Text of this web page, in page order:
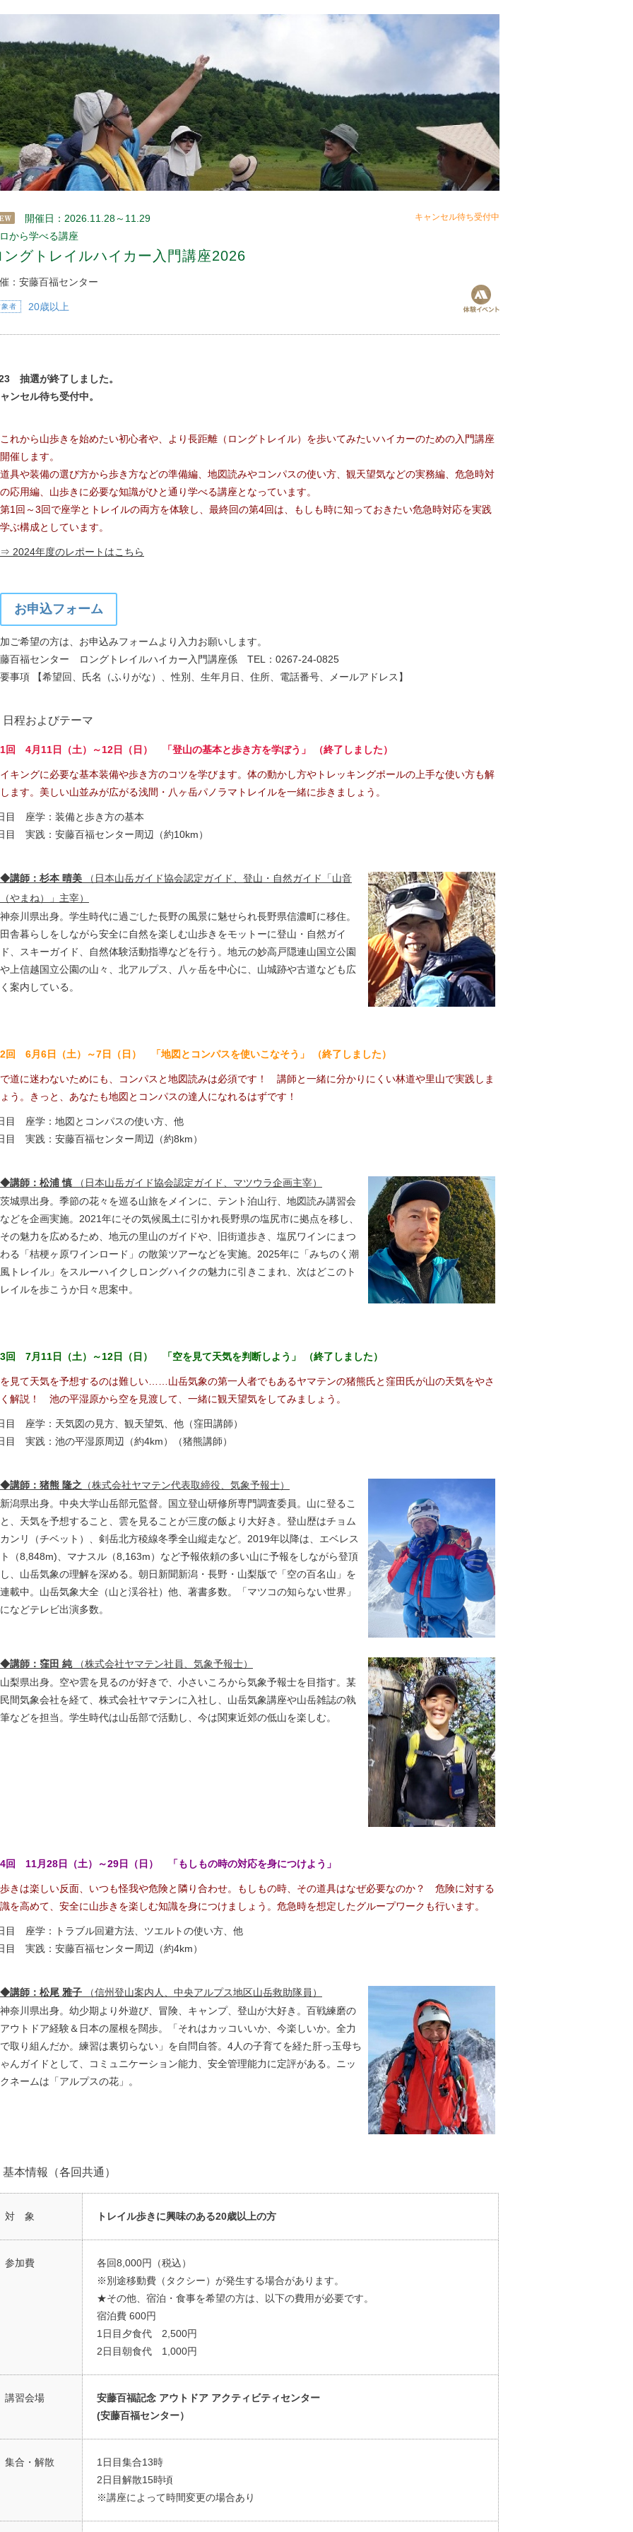
開催日：2026.11.28～11.29
から学べる講座
ングトレイルハイカー入門講座2026
：安藤百福センター
象者 20歳以上
キャンセル待ち受付中
抽選が終了しました。
ンセル待ち受付中。
から山歩きを始めたい初心者や、より長距離（ロングトレイル）を歩いてみたいハイカーのための入門講座
催します。
や装備の選び方から歩き方などの準備編、地図読みやコンパスの使い方、観天望気などの実務編、危急時対
応用編、山歩きに必要な知識がひと通り学べる講座となっています。
回～3回で座学とトレイルの両方を体験し、最終回の第4回は、もしも時に知っておきたい危急時対応を実践
ぶ構成としています。
⇒ 2024年度のレポートはこちら
お申込フォーム
ご希望の方は、お申込みフォームより入力お願いします。
百福センター ロングトレイルハイカー入門講座係 TEL：0267-24-0825
事項 【希望回、氏名（ふりがな）、性別、生年月日、住所、電話番号、メールアドレス】
日程およびテーマ
回 4月11日（土）～12日（日） 「登山の基本と歩き方を学ぼう」 （終了しました）
キングに必要な基本装備や歩き方のコツを学びます。体の動かし方やトレッキングポールの上手な使い方も解
ます。美しい山並みが広がる浅間・八ヶ岳パノラマトレイルを一緒に歩きましょう。
目 座学：装備と歩き方の基本
目 実践：安藤百福センター周辺（約10km）
◆講師：杉本 晴美 （日本山岳ガイド協会認定ガイド、登山・自然ガイド「山音
（やまね）」主宰）
神奈川県出身。学生時代に過ごした長野の風景に魅せられ長野県信濃町に移住。
田舎暮らしをしながら安全に自然を楽しむ山歩きをモットーに登山・自然ガイ
ド、スキーガイド、自然体験活動指導などを行う。地元の妙高戸隠連山国立公園
や上信越国立公園の山々、北アルプス、八ヶ岳を中心に、山城跡や古道なども広
く案内している。
回 6月6日（土）～7日（日） 「地図とコンパスを使いこなそう」 （終了しました）
道に迷わないためにも、コンパスと地図読みは必須です！ 講師と一緒に分かりにくい林道や里山で実践しま
う。きっと、あなたも地図とコンパスの達人になれるはずです！
目 座学：地図とコンパスの使い方、他
目 実践：安藤百福センター周辺（約8km）
◆講師：松浦 慎 （日本山岳ガイド協会認定ガイド、マツウラ企画主宰）
茨城県出身。季節の花々を巡る山旅をメインに、テント泊山行、地図読み講習会
などを企画実施。2021年にその気候風土に引かれ長野県の塩尻市に拠点を移し、
その魅力を広めるため、地元の里山のガイドや、旧街道歩き、塩尻ワインにまつ
わる「桔梗ヶ原ワインロード」の散策ツアーなどを実施。2025年に「みちのく潮
風トレイル」をスルーハイクしロングハイクの魅力に引きこまれ、次はどこのト
レイルを歩こうか日々思案中。
回 7月11日（土）～12日（日） 「空を見て天気を判断しよう」 （終了しました）
見て天気を予想するのは難しい……山岳気象の第一人者でもあるヤマテンの猪熊氏と窪田氏が山の天気をやさ
解説！ 池の平湿原から空を見渡して、一緒に観天望気をしてみましょう。
目 座学：天気図の見方、観天望気、他（窪田講師）
目 実践：池の平湿原周辺（約4km）（猪熊講師）
◆講師：猪熊 隆之 （株式会社ヤマテン代表取締役、気象予報士）
新潟県出身。中央大学山岳部元監督。国立登山研修所専門調査委員。山に登るこ
と、天気を予想すること、雲を見ることが三度の飯より大好き。登山歴はチョム
カンリ（チベット）、剣岳北方稜線冬季全山縦走など。2019年以降は、エベレス
ト（8,848m)、マナスル（8,163m）など予報依頼の多い山に予報をしながら登頂
し、山岳気象の理解を深める。朝日新聞新潟・長野・山梨版で「空の百名山」を
連載中。山岳気象大全（山と渓谷社）他、著書多数。「マツコの知らない世界」
になどテレビ出演多数。
◆講師：窪田 純（株式会社ヤマテン社員、気象予報士）
山梨県出身。空や雲を見るのが好きで、小さいころから気象予報士を目指す。某
民間気象会社を経て、株式会社ヤマテンに入社し、山岳気象講座や山岳雑誌の執
筆などを担当。学生時代は山岳部で活動し、今は関東近郊の低山を楽しむ。
回 11月28日（土）～29日（日） 「もしもの時の対応を身につけよう」
きは楽しい反面、いつも怪我や危険と隣り合わせ。もしもの時、その道具はなぜ必要なのか？ 危険に対する
を高めて、安全に山歩きを楽しむ知識を身につけましょう。危急時を想定したグループワークも行います。
目 座学：トラブル回避方法、ツエルトの使い方、他
目 実践：安藤百福センター周辺（約4km）
◆講師：松尾 雅子 （信州登山案内人、中央アルプス地区山岳救助隊員）
神奈川県出身。幼少期より外遊び、冒険、キャンプ、登山が大好き。百戦練磨の
アウトドア経験＆日本の屋根を闊歩。「それはカッコいいか、今楽しいか。全力
で取り組んだか。練習は裏切らない」を自問自答。4人の子育てを経た肝っ玉母ち
ゃんガイドとして、コミュニケーション能力、安全管理能力に定評がある。ニッ
クネームは「アルプスの花」。
基本情報（各回共通）
対 象 トレイル歩きに興味のある20歳以上の方
参加費
各回8,000円（税込）
※別途移動費（タクシー）が発生する場合があります。
★その他、宿泊・食事を希望の方は、以下の費用が必要です。
宿泊費 600円
1日目夕食代 2,500円
2日目朝食代 1,000円
講習会場
安藤百福記念 アウトドア アクティビティセンター
(安藤百福センター）
集合・解散
1日目集合13時
2日目解散15時頃
※講座によって時間変更の場合あり